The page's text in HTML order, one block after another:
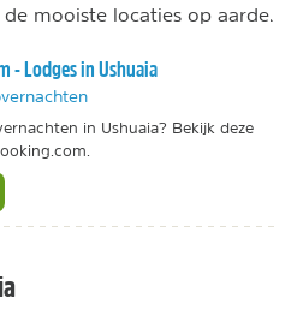
de mooiste locaties op aarde.
- Lodges in Ushuaia
in Ushuaia? Bekijk deze